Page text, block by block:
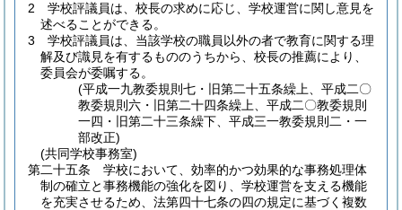
2
学校評議員は、校長の求めに応じ、学校運営に関し意見を
述べることができる。
3
学校評議員は、当該学校の職員以外の者で教育に関する理
解及び識見を有するもののうちから、校長の推薦により、
委員会が委嘱する。
(平成一九教委規則七・旧第二十五条繰上、平成二〇
教委規則六・旧第二十四条繰上、平成二〇教委規則
一四・旧第二十三条繰下、平成三一教委規則二・一
部改正)
(共同学校事務室)
第二十五条
学校において、効率的かつ効果的な事務処理体
制の確立と事務機能の強化を図り、学校運営を支える機能
を充実させるため、法第四十七条の四の規定に基づく複数